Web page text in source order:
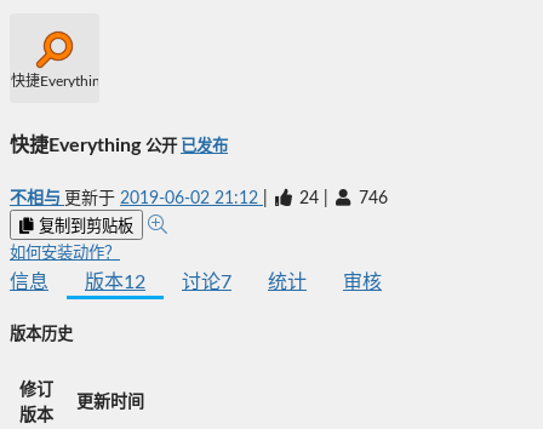
快捷Everything
快捷Everything 公开 已发布
不相与 更新于 2019-06-02 21:12 24 746
复制到剪贴板
如何安装动作？
信息 版本12 讨论7 统计 审核
版本历史
修订
版本
更新时间